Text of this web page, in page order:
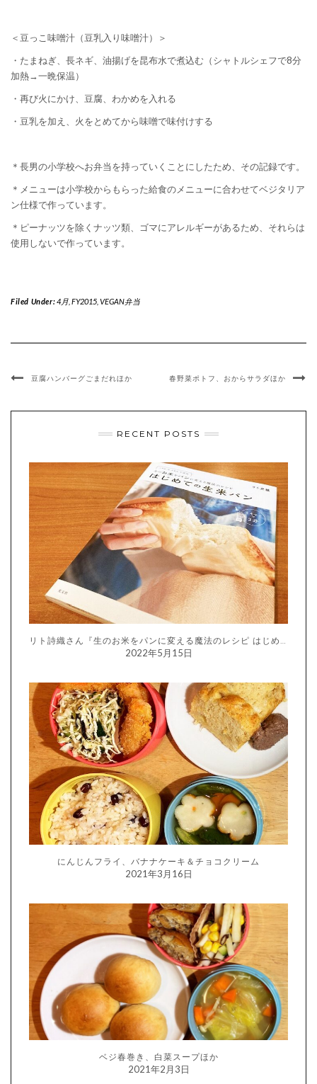
＜豆っこ味噌汁（豆乳入り味噌汁）＞
・たまねぎ、長ネギ、油揚げを昆布水で煮込む（シャトルシェフで8分
加熱→一晩保温）
・再び火にかけ、豆腐、わかめを入れる
・豆乳を加え、火をとめてから味噌で味付けする
＊長男の小学校へお弁当を持っていくことにしたため、その記録です。
＊メニューは小学校からもらった給食のメニューに合わせてベジタリア
ン仕様で作っています。
＊ピーナッツを除くナッツ類、ゴマにアレルギーがあるため、それらは
使用しないで作っています。
Filed Under:4月, FY2015, VEGAN弁当
豆腐ハンバーグごまだれほか 春野菜ポトフ、おからサラダほか
RECENT POSTS
リト詩織さん『生のお米をパンに変える魔法のレシピ はじめての生米パン』
2022年5月15日
にんじんフライ、バナナケーキ＆チョコクリーム
2021年3月16日
ベジ春巻き、白菜スープほか
2021年2月3日